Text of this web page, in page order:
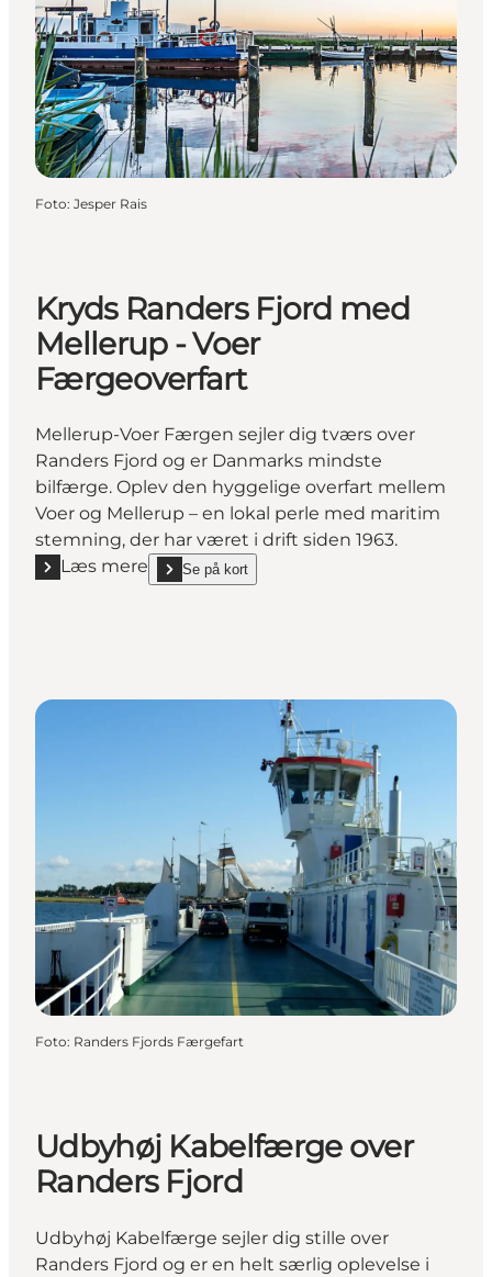
Foto: Jesper Rais
Kryds Randers Fjord med
Mellerup - Voer
Færgeoverfart
Mellerup-Voer Færgen sejler dig tværs over
Randers Fjord og er Danmarks mindste
bilfærge. Oplev den hyggelige overfart mellem
Voer og Mellerup – en lokal perle med maritim
stemning, der har været i drift siden 1963.
Læs mere
Læs mere "Kryds Randers Fjord med Mellerup -
Se på kort
show Kryds Randers Fjord med Mellerup - Voer
Foto: Randers Fjords Færgefart
Udbyhøj Kabelfærge over
Randers Fjord
Udbyhøj Kabelfærge sejler dig stille over
Randers Fjord og er en helt særlig oplevelse i